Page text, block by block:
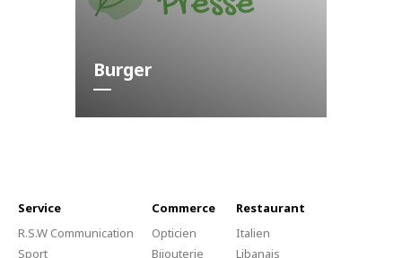
Burger
Service
R.S.W Communication
Sport
Commerce
Opticien
Bijouterie
Restaurant
Italien
Libanais